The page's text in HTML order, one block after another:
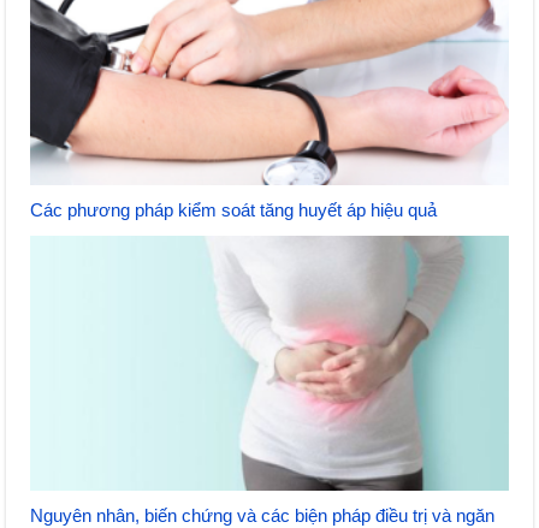
Các phương pháp kiểm soát tăng huyết áp hiệu quả
Nguyên nhân, biến chứng và các biện pháp điều trị và ngăn